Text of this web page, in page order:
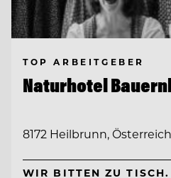
TOP ARBEITGEBER
Naturhotel
8172 Heilbrunn, Österreich
WIR BITTEN ZU TISCH.